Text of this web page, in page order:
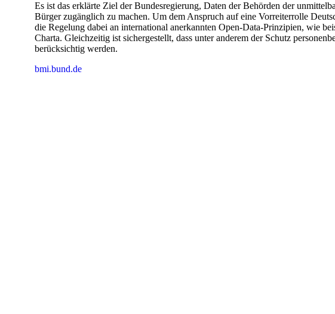
Es ist das erklärte Ziel der Bundesregierung, Daten der Behörden der
Bürger zugänglich zu machen. Um dem Anspruch auf eine Vorreiterrolle
die Regelung dabei an international anerkannten Open-Data-Prinzipien, wie
Charta. Gleichzeitig ist sichergestellt, dass unter anderem der Schutz
berücksichtig werden.
bmi.bund.de